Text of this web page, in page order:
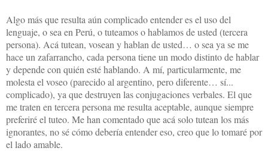
Algo más que resulta aún complicado entender es el uso del
lenguaje, o sea en Perú, o tuteamos o hablamos de usted (tercera
persona). Acá tutean, vosean y hablan de usted… o sea ya se me
hace un zafarrancho, cada persona tiene un modo distinto de hablar
y depende con quién esté hablando. A mí, particularmente, me
molesta el voseo (parecido al argentino, pero diferente… sí...
complicado), ya que destruyen las conjugaciones verbales. El que
me traten en tercera persona me resulta aceptable, aunque siempre
preferiré el tuteo. Me han comentado que acá solo tutean los más
ignorantes, no sé cómo debería entender eso, creo que lo tomaré por
el lado amable.